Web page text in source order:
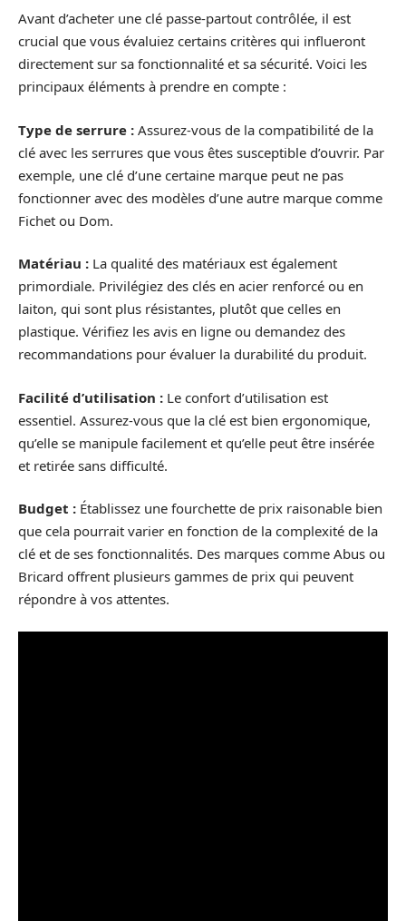
Avant d’acheter une clé passe-partout contrôlée, il est
crucial que vous évaluiez certains critères qui influeront
directement sur sa fonctionnalité et sa sécurité. Voici les
principaux éléments à prendre en compte :
Type de serrure : Assurez-vous de la compatibilité de la
clé avec les serrures que vous êtes susceptible d’ouvrir. Par
exemple, une clé d’une certaine marque peut ne pas
fonctionner avec des modèles d’une autre marque comme
Fichet ou Dom.
Matériau : La qualité des matériaux est également
primordiale. Privilégiez des clés en acier renforcé ou en
laiton, qui sont plus résistantes, plutôt que celles en
plastique. Vérifiez les avis en ligne ou demandez des
recommandations pour évaluer la durabilité du produit.
Facilité d’utilisation : Le confort d’utilisation est
essentiel. Assurez-vous que la clé est bien ergonomique,
qu’elle se manipule facilement et qu’elle peut être insérée
et retirée sans difficulté.
Budget : Établissez une fourchette de prix raisonable bien
que cela pourrait varier en fonction de la complexité de la
clé et de ses fonctionnalités. Des marques comme Abus ou
Bricard offrent plusieurs gammes de prix qui peuvent
répondre à vos attentes.